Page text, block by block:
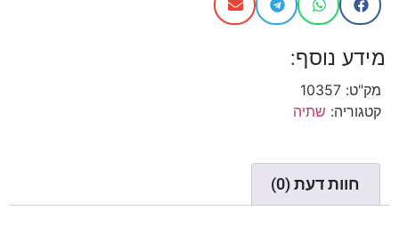
מידע נוסף:
מק"ט: 10357
קטגוריה: שתיה
חוות דעת (0)